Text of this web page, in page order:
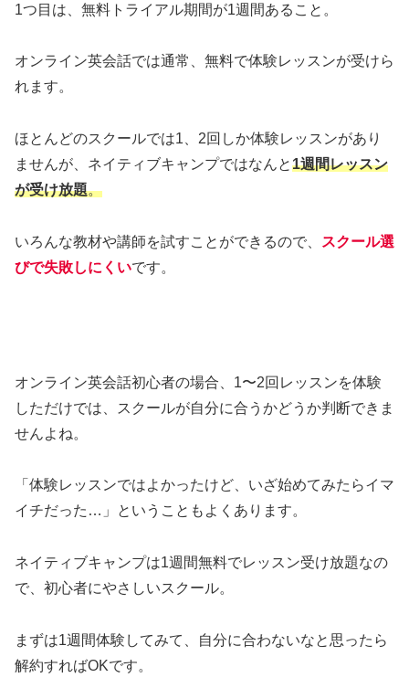
1つ目は、無料トライアル期間が1週間あること。
オンライン英会話では通常、無料で体験レッスンが受けら
れます。
ほとんどのスクールでは1、2回しか体験レッスンがあり
ませんが、ネイティブキャンプではなんと1週間レッスン
が受け放題。
いろんな教材や講師を試すことができるので、
スクール選
びで失敗しにくいです。
オンライン英会話初心者の場合、1〜2回レッスンを体験
しただけでは、スクールが自分に合うかどうか判断できま
せんよね。
「体験レッスンではよかったけど、いざ始めてみたらイマ
イチだった…」ということもよくあります。
ネイティブキャンプは1週間無料でレッスン受け放題なの
で、初心者にやさしいスクール。
まずは1週間体験してみて、自分に合わないなと思ったら
解約すればOKです。